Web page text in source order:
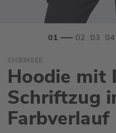
Anfang
der
Bildgalerie
springen
CHIEMSEE
Hoodie mit
Schriftzug
Farbverlauf